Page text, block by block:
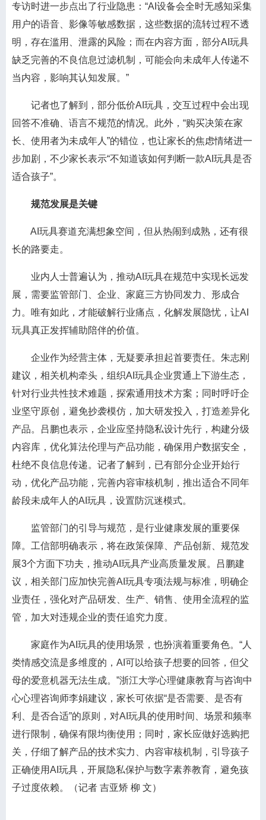
专访时进一步点出了行业隐患：“AI设备会全时无感知采集
用户的语音、影像等敏感数据，这些数据的流转过程不透
明，存在滥用、泄露的风险；而在内容方面，部分AI玩具
缺乏完善的不良信息过滤机制，可能会向未成年人传递不
当内容，影响其认知发展。”
记者也了解到，部分低价AI玩具，交互过程中会出现
回答不准确、语言不规范的情况。此外，“购买决策在家
长、使用者为未成年人”的错位，也让家长的焦虑情绪进一
步加剧，不少家长表示“不知道该如何判断一款AI玩具是否
适合孩子”。
规范发展是关键
AI玩具赛道充满想象空间，但从热闹到成熟，还有很
长的路要走。
业内人士普遍认为，推动AI玩具在规范中实现长远发
展，需要监管部门、企业、家庭三方协同发力、形成合
力。唯有如此，才能破解行业痛点，化解发展隐忧，让AI
玩具真正发挥辅助陪伴的价值。
企业作为经营主体，无疑要承担起首要责任。朱志刚
建议，相关机构牵头，组织AI玩具企业贯通上下游生态，
针对行业共性技术难题，探索通用技术方案；同时呼吁企
业坚守原创，避免抄袭模仿，加大研发投入，打造差异化
产品。吕鹏也表示，企业应坚持隐私设计先行，构建分级
内容库，优化算法伦理与产品功能，确保用户数据安全，
杜绝不良信息传递。记者了解到，已有部分企业开始行
动，优化产品功能，完善内容审核机制，推出适合不同年
龄段未成年人的AI玩具，设置防沉迷模式。
监管部门的引导与规范，是行业健康发展的重要保
障。工信部明确表示，将在政策保障、产品创新、规范发
展3个方面下功夫，推动AI玩具产业高质量发展。吕鹏建
议，相关部门应加快完善AI玩具专项法规与标准，明确企
业责任，强化对产品研发、生产、销售、使用全流程的监
管，加大对违规企业的责任追究力度。
家庭作为AI玩具的使用场景，也扮演着重要角色。“人
类情感交流是多维度的，AI可以给孩子想要的回答，但父
母的爱意机器无法生成。”浙江大学心理健康教育与咨询中
心心理咨询师李娟建议，家长可依据“是否需要、是否有
利、是否合适”的原则，对AI玩具的使用时间、场景和频率
进行限制，确保有限均衡使用；同时，家长应做好选购把
关，仔细了解产品的技术实力、内容审核机制，引导孩子
正确使用AI玩具，开展隐私保护与数字素养教育，避免孩
子过度依赖。（记者 吉亚矫 柳 文）